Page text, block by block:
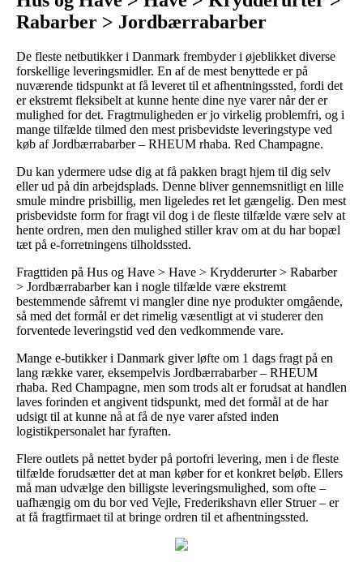
Rabarber > Jordbærrabarber
De fleste netbutikker i Danmark frembyder i øjeblikket diverse
forskellige leveringsmidler. En af de mest benyttede er på
nuværende tidspunkt at få leveret til et afhentningssted, fordi det
er ekstremt fleksibelt at kunne hente dine nye varer når der er
mulighed for det. Fragtmuligheden er jo virkelig problemfri, og i
mange tilfælde tilmed den mest prisbevidste leveringstype ved
køb af Jordbærrabarber – RHEUM rhaba. Red Champagne.
Du kan ydermere udse dig at få pakken bragt hjem til dig selv
eller ud på din arbejdsplads. Denne bliver gennemsnitligt en lille
smule mindre prisbillig, men ligeledes ret let gængelig. Den mest
prisbevidste form for fragt vil dog i de fleste tilfælde være selv at
hente ordren, men den mulighed stiller krav om at du har bopæl
tæt på e-forretningens tilholdssted.
Fragttiden på Hus og Have > Have > Krydderurter > Rabarber
> Jordbærrabarber kan i nogle tilfælde være ekstremt
bestemmende såfremt vi mangler dine nye produkter omgående,
så med det formål er det rimelig væsentligt at vi studerer den
forventede leveringstid ved den vedkommende vare.
Mange e-butikker i Danmark giver løfte om 1 dags fragt på en
lang række varer, eksempelvis Jordbærrabarber – RHEUM
rhaba. Red Champagne, men som trods alt er forudsat at handlen
laves forinden et angivent tidspunkt, med det formål at de har
udsigt til at kunne nå at få de nye varer afsted inden
logistikpersonalet har fyraften.
Flere outlets på nettet byder på portofri levering, men i de fleste
tilfælde forudsætter det at man køber for et konkret beløb. Ellers
må man udvælge den billigste leveringsmulighed, som ofte –
uafhængig om du bor ved Vejle, Frederikshavn eller Struer – er
at få fragtfirmaet til at bringe ordren til et afhentningssted.